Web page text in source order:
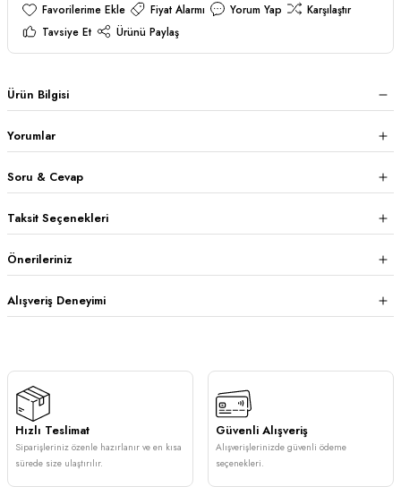
Fiyat Alarmı Yorum Yap
Karşılaştır
Tavsiye Et
Ürünü Paylaş
Ürün Bilgisi
Yorumlar
Soru & Cevap
Taksit Seçenekleri
Önerileriniz
Alışveriş Deneyimi
Hızlı Teslimat
Siparişleriniz özenle hazırlanır ve en kısa
sürede size ulaştırılır.
Güvenli Alışveriş
Alışverişlerinizde güvenli ödeme
seçenekleri.